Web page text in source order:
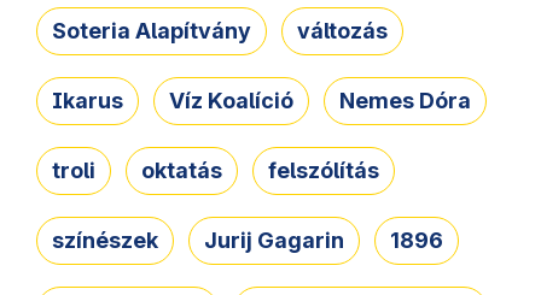
Soteria Alapítvány változás
Ikarus Víz Koalíció Nemes Dóra
troli oktatás felszólítás
színészek Jurij Gagarin 1896